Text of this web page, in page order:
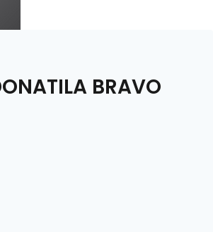
BRAVO